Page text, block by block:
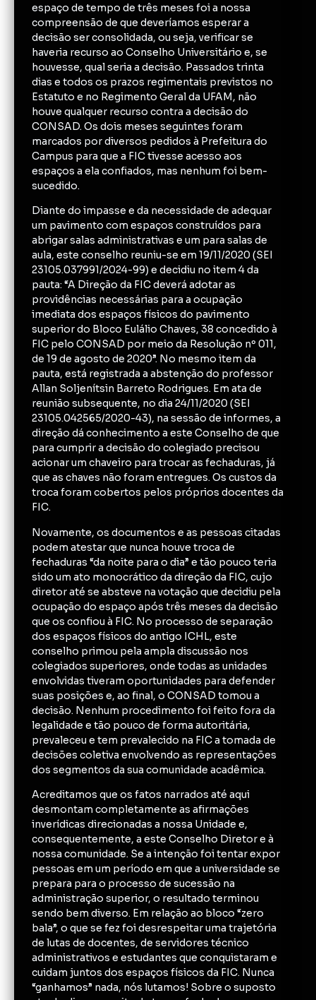
espaço de tempo de três meses foi a nossa
compreensão de que deveríamos esperar a
decisão ser consolidada, ou seja, verificar se
haveria recurso ao Conselho Universitário e, se
houvesse, qual seria a decisão. Passados trinta
dias e todos os prazos regimentais previstos no
Estatuto e no Regimento Geral da UFAM, não
houve qualquer recurso contra a decisão do
CONSAD. Os dois meses seguintes foram
marcados por diversos pedidos à Prefeitura do
Campus para que a FIC tivesse acesso aos
espaços a ela confiados, mas nenhum foi bem-
sucedido.
Diante do impasse e da necessidade de adequar
um pavimento com espaços construídos para
abrigar salas administrativas e um para salas de
aula, este conselho reuniu-se em 19/11/2020 (SEI
23105.037991/2024-99) e decidiu no item 4 da
pauta: “A Direção da FIC deverá adotar as
providências necessárias para a ocupação
imediata dos espaços físicos do pavimento
superior do Bloco Eulálio Chaves, 38 concedido à
FIC pelo CONSAD por meio da Resolução nº 011,
de 19 de agosto de 2020”. No mesmo item da
pauta, está registrada a abstenção do professor
Allan Soljenítsin Barreto Rodrigues. Em ata de
reunião subsequente, no dia 24/11/2020 (SEI
23105.042565/2020-43), na sessão de informes, a
direção dá conhecimento a este Conselho de que
para cumprir a decisão do colegiado precisou
acionar um chaveiro para trocar as fechaduras, já
que as chaves não foram entregues. Os custos da
troca foram cobertos pelos próprios docentes da
FIC.
Novamente, os documentos e as pessoas citadas
podem atestar que nunca houve troca de
fechaduras “da noite para o dia” e tão pouco teria
sido um ato monocrático da direção da FIC, cujo
diretor até se absteve na votação que decidiu pela
ocupação do espaço após três meses da decisão
que os confiou à FIC. No processo de separação
dos espaços físicos do antigo ICHL, este
conselho primou pela ampla discussão nos
colegiados superiores, onde todas as unidades
envolvidas tiveram oportunidades para defender
suas posições e, ao final, o CONSAD tomou a
decisão. Nenhum procedimento foi feito fora da
legalidade e tão pouco de forma autoritária,
prevaleceu e tem prevalecido na FIC a tomada de
decisões coletiva envolvendo as representações
dos segmentos da sua comunidade acadêmica.
Acreditamos que os fatos narrados até aqui
desmontam completamente as afirmações
inverídicas direcionadas a nossa Unidade e,
consequentemente, a este Conselho Diretor e à
nossa comunidade. Se a intenção foi tentar expor
pessoas em um período em que a universidade se
prepara para o processo de sucessão na
administração superior, o resultado terminou
sendo bem diverso. Em relação ao bloco “zero
bala”, o que se fez foi desrespeitar uma trajetória
de lutas de docentes, de servidores técnico
administrativos e estudantes que conquistaram e
cuidam juntos dos espaços físicos da FIC. Nunca
“ganhamos” nada, nós lutamos! Sobre o suposto